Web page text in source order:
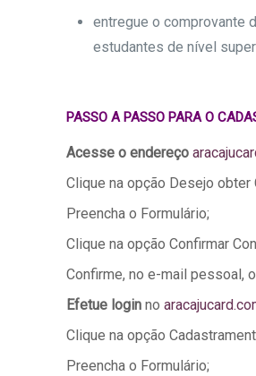
entregue o comprovante
estudantes de nível
PASSO A PASSO PARA O
Acesse o endereço
Clique na opção Desejo obter
Preencha o Formulário;
Clique na opção Confirmar
Confirme, no e-mail pessoal,
Efetue login no
Clique na opção
Preencha o Formulário;